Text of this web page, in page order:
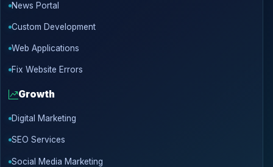
News Portal
Custom Development
Web Applications
Fix Website Errors
Growth
Digital Marketing
SEO Services
Social Media Marketing